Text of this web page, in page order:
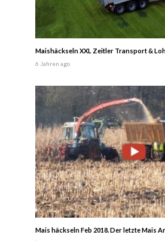
Maishäckseln XXL Zeitler Transport &
6 Jahren ago
Mais häckseln Feb 2018. Der letzte Mais